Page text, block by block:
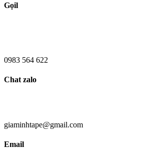
Gọil
0983 564 622
Chat zalo
giaminhtape@gmail.com
Email